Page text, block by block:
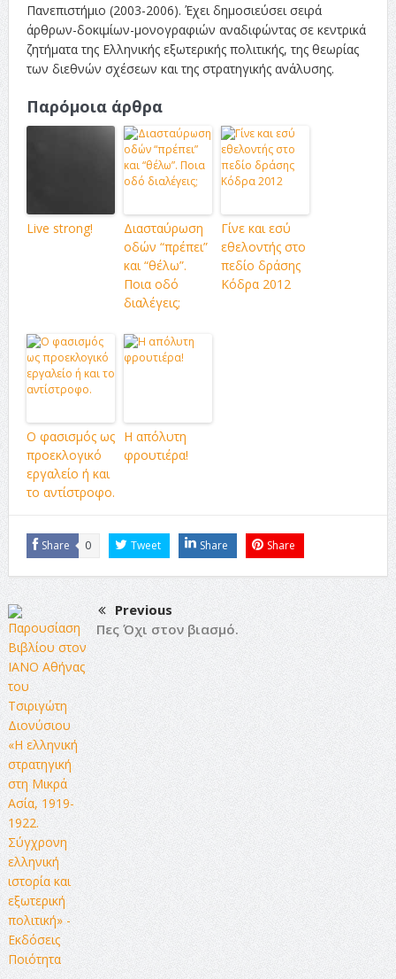
Πανεπιστήμιο (2003-2006). Έχει δημοσιεύσει σειρά
άρθρων-δοκιμίων-μονογραφιών αναδιφώντας σε κεντρικά
ζητήματα της Ελληνικής εξωτερικής πολιτικής, της θεωρίας
των διεθνών σχέσεων και της στρατηγικής ανάλυσης.
Παρόμοια άρθρα
Live strong!
Διασταύρωση
οδών “πρέπει”
και “θέλω”.
Ποια οδό
διαλέγεις;
Γίνε και εσύ
εθελοντής στο
πεδίο δράσης
Κόδρα 2012
Ο φασισμός ως
προεκλογικό
εργαλείο ή και
το αντίστροφο.
Η απόλυτη
φρουτιέρα!
Share 0 Tweet Share Share
Previous
Πες Όχι στον βιασμό.